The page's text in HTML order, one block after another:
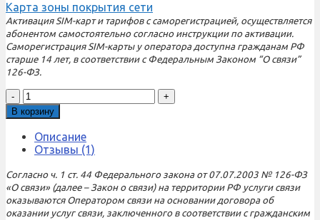
Карта зоны покрытия сети
Активация SIM-карт и тарифов с саморегистрацией, осуществляется
абонентом самостоятельно согласно инструкции по активации.
Саморегистрация SIM-карты у оператора доступна гражданам РФ
старше 14 лет, в соответствии с Федеральным Законом “О связи”
126-ФЗ.
Количество
товара
Sim-
карта
М-
Сеть
Выгодный
550
NEW
(саморегистрация)
В корзину
Описание
Отзывы (1)
Согласно ч. 1 ст. 44 Федерального закона от 07.07.2003 № 126-ФЗ
«О связи» (далее – Закон о связи) на территории РФ услуги связи
оказываются Оператором связи на основании договора об
оказании услуг связи, заключенного в соответствии с гражданским